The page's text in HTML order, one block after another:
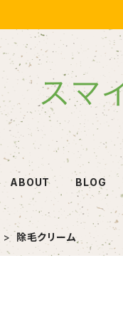
ABOUT BLOG
除毛クリーム